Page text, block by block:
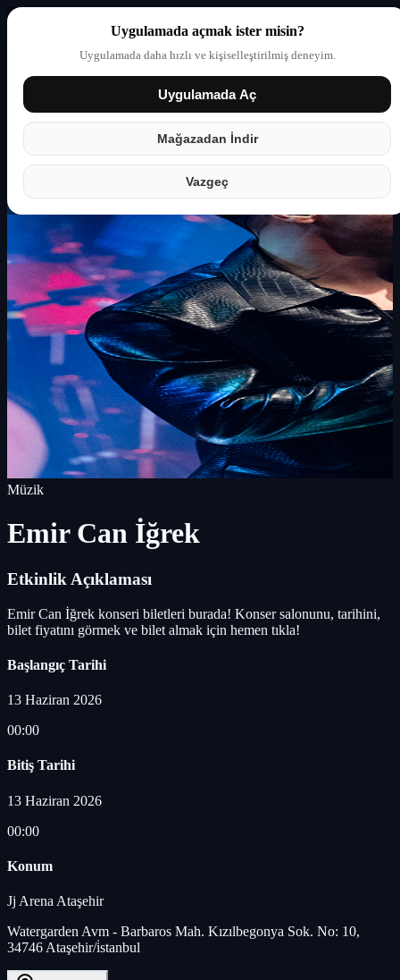
Uygulamada açmak ister misin?
Uygulamada daha hızlı ve kişiselleştirilmiş deneyim.
Uygulamada Aç
Mağazadan İndir
Vazgeç
Giriş yap Partner
Müzik
Emir Can İğrek
Etkinlik Açıklaması
Emir Can İğrek konseri biletleri burada! Konser salonunu, tarihini,
bilet fiyatını görmek ve bilet almak için hemen tıkla!
Başlangıç Tarihi
13 Haziran 2026
00:00
Bitiş Tarihi
13 Haziran 2026
00:00
Konum
Jj Arena Ataşehir
Watergarden Avm - Barbaros Mah. Kızılbegonya Sok. No: 10,
34746 Ataşehir/i̇stanbul